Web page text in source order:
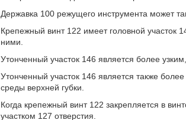
Державка 100 режущего инструмента может
Крепежный винт 122 имеет головной участок
ними.
Утонченный участок 146 является более
Утонченный участок 146 является также
среды верхней губки.
Когда крепежный винт 122 закрепляется в
участком 127 отверстия.